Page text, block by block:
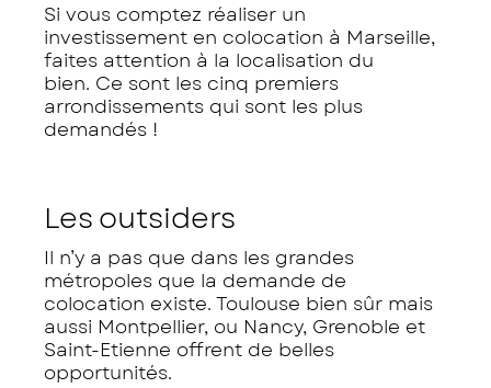
Si vous comptez réaliser un
investissement en colocation à Marseille,
faites attention à la localisation du
bien. Ce sont les cinq premiers
arrondissements qui sont les plus
demandés !
Les outsiders
Il n’y a pas que dans les grandes
métropoles que la demande de
colocation existe. Toulouse bien sûr mais
aussi Montpellier, ou Nancy, Grenoble et
Saint-Etienne offrent de belles
opportunités.